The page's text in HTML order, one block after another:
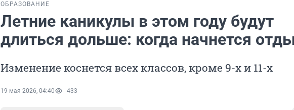
ОБРАЗОВАНИЕ
Летние каникулы в этом году будут
длиться дольше: когда начнется
Изменение коснется всех классов, кроме 9-х и 11-х
19 мая 2026, 04:40 433